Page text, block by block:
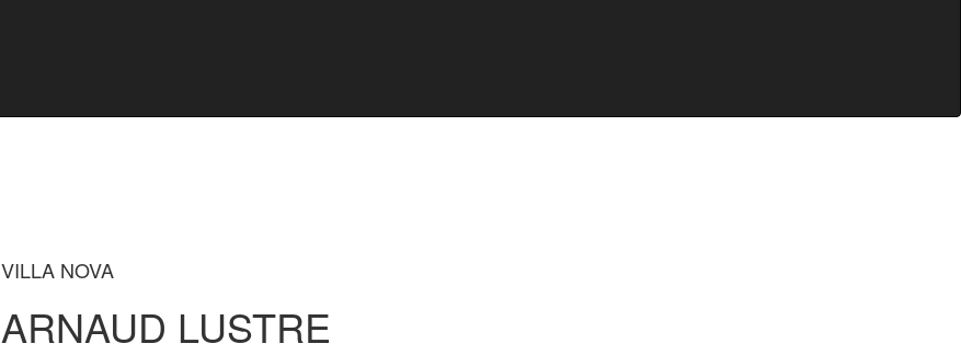
VILLA NOVA
ARNAUD LUSTRE